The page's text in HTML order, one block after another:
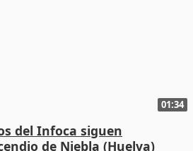
01:34
del Infoca siguen
de Niebla (Huelva)